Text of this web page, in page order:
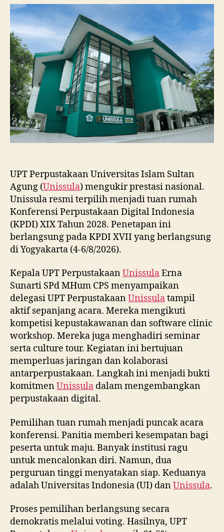
Terpilih
Rumah
KPDI
XIX
Tahun
2028
UPT Perpustakaan Universitas Islam Sultan
Agung (Unissula) mengukir prestasi nasional.
Unissula resmi terpilih menjadi tuan rumah
Konferensi Perpustakaan Digital Indonesia
(KPDI) XIX Tahun 2028. Penetapan ini
berlangsung pada KPDI XVII yang berlangsung
di Yogyakarta (4-6/8/2026).
Kepala UPT PerpustakaanUnissulaErna
Sunarti SPd MHum CPS menyampaikan
delegasi UPT PerpustakaanUnissulatampil
aktif sepanjang acara. Mereka mengikuti
kompetisi kepustakawanan dan software clinic
workshop. Mereka juga menghadiri seminar
serta culture tour. Kegiatan ini bertujuan
memperluas jaringan dan kolaborasi
antarperpustakaan. Langkah ini menjadi bukti
komitmenUnissula dalam mengembangkan
perpustakaan digital.
Pemilihan tuan rumah menjadi puncak acara
konferensi. Panitia memberi kesempatan bagi
peserta untuk maju. Banyak institusi ragu
untuk mencalonkan diri. Namun, dua
perguruan tinggi menyatakan siap. Keduanya
adalah Universitas Indonesia (UI) danUnissula.
Proses pemilihan berlangsung secara
demokratis melalui voting. Hasilnya, UPT